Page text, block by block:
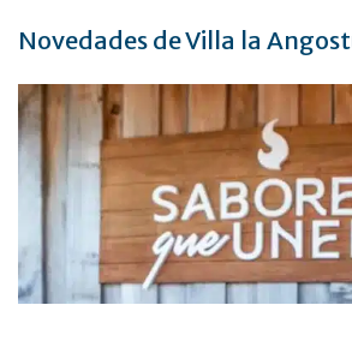
Novedades de Villa la